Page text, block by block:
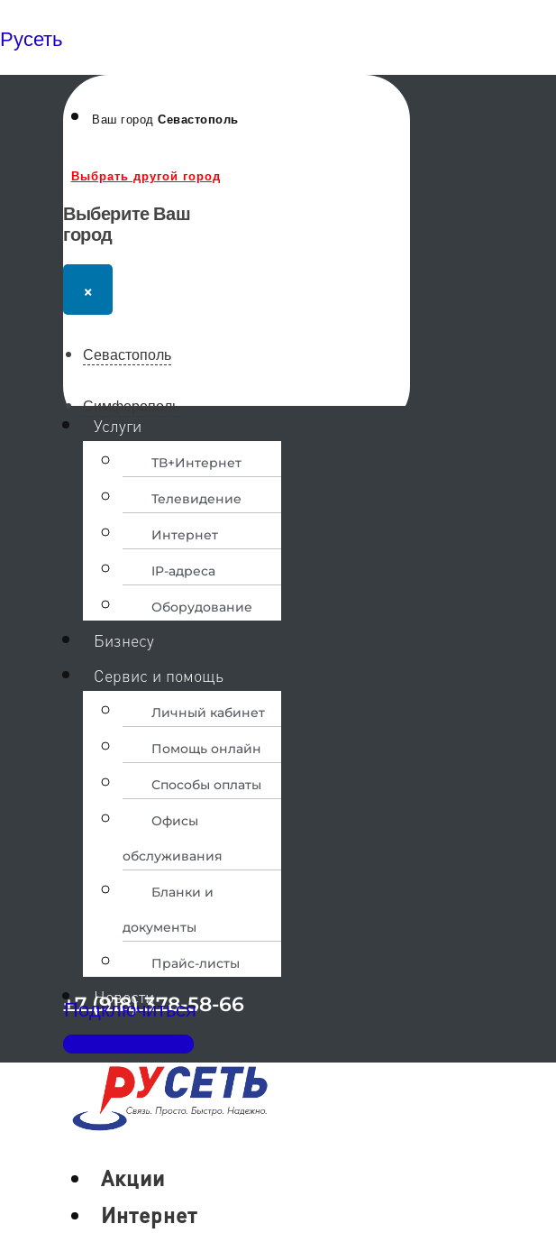
Русеть
Ваш город Севастополь
Выбрать другой город
Выберите Ваш
город
×
Севастополь
Симферополь
МенюУслуги
ТВ+Интернет
Телевидение
Интернет
IP-адреса
Оборудование
Бизнесу
Сервис и помощь
Личный кабинет
Помощь онлайн
Способы оплаты
Офисы
обслуживания
Бланки и
документы
Прайс-листы
Новости
+7 (918) 378-58-66
Подключиться
Личный кабинет
МенюАкции
Интернет